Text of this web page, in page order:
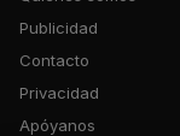
Publicidad
Contacto
Privacidad
Apóyanos